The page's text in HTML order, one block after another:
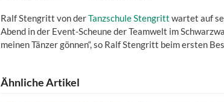
Ralf Stengritt von derTanzschule Stengritt wartet auf
Abend in der Event-Scheune der Teamwelt im
meinen Tänzer gönnen“, so Ralf Stengritt beim ersten
Ähnliche Artikel